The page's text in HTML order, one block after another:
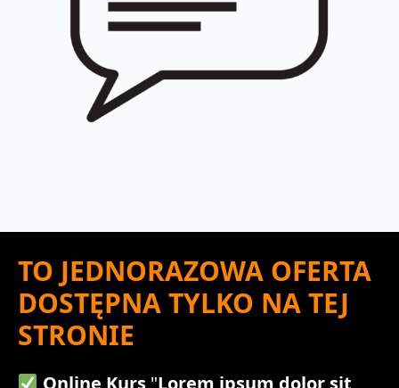
TO JEDNORAZOWA OFERTA
DOSTĘPNA TYLKO NA TEJ
STRONIE
Online Kurs"Lorem ipsum dolor sit